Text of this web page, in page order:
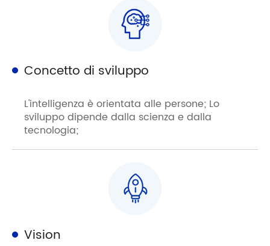
Concetto di sviluppo
L'intelligenza è orientata alle persone; Lo
sviluppo dipende dalla scienza e dalla
tecnologia;
Vision